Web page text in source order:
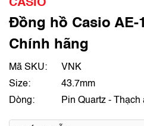
CASIO
Đồng hồ Casio AE-
Chính hãng
Mã SKU:
VNK
Size:
43.7mm
Dòng:
Pin Quartz - Thạch